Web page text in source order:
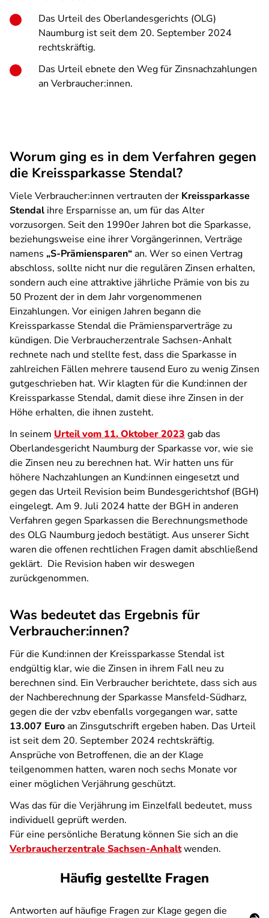
Das Urteil des Oberlandesgerichts (OLG)
Naumburg ist seit dem 20. September 2024
rechtskräftig.
Das Urteil ebnete den Weg für Zinsnachzahlungen
an Verbraucher:innen.
Worum ging es in dem Verfahren gegen
die Kreissparkasse Stendal?
Viele Verbraucher:innen vertrauten der Kreissparkasse
Stendal ihre Ersparnisse an, um für das Alter
vorzusorgen. Seit den 1990er Jahren bot die Sparkasse,
beziehungsweise eine ihrer Vorgängerinnen, Verträge
namens „S-Prämiensparen“an. Wer so einen Vertrag
abschloss, sollte nicht nur die regulären Zinsen erhalten,
sondern auch eine attraktive jährliche Prämie von bis zu
50 Prozent der in dem Jahr vorgenommenen
Einzahlungen. Vor einigen Jahren begann die
Kreissparkasse Stendaldie Prämiensparverträge zu
kündigen. Die Verbraucherzentrale Sachsen-Anhalt
rechnete nach und stellte fest, dass die Sparkasse in
zahlreichen Fällen mehrere tausend Euro zu wenig Zinsen
gutgeschrieben hat. Wir klagten für die Kund:innen der
Kreissparkasse Stendal, damit diese ihre Zinsen in der
Höhe erhalten, die ihnen zusteht.
In seinem Urteil vom 11. Oktober 2023 gab das
Oberlandesgericht Naumburg der Sparkasse vor, wie sie
die Zinsen neu zu berechnen hat. Wir hatten uns für
höhere Nachzahlungen an Kund:innen eingesetzt und
gegen das Urteil Revision beim Bundesgerichtshof (BGH)
eingelegt. Am 9. Juli 2024 hatte der BGH in anderen
Verfahren gegen Sparkassen die Berechnungsmethode
des OLG Naumburg jedoch bestätigt. Aus unserer Sicht
waren die offenen rechtlichen Fragen damit abschließend
geklärt. Die Revision haben wir deswegen
zurückgenommen.
Was bedeutet das Ergebnis für
Verbraucher:innen?
Für die Kund:innen der Kreissparkasse Stendal ist
endgültig klar, wie die Zinsen in ihrem Fall neu zu
berechnen sind. Ein Verbraucher berichtete, dass sich aus
der Nachberechnung der Sparkasse Mansfeld-Südharz,
gegen die der vzbv ebenfalls vorgegangen war, satte
13.007 Euroan Zinsgutschrift ergeben haben. Das Urteil
ist seit dem 20. September 2024 rechtskräftig.
Ansprüche von Betroffenen, die an der Klage
teilgenommen hatten, waren noch sechs Monate vor
einer möglichen Verjährung geschützt.
Was das für die Verjährung im Einzelfall bedeutet, muss
individuell geprüft werden.
Für eine persönliche Beratung können Sie sich an die
Verbraucherzentrale Sachsen-Anhaltwenden.
Häufig gestellte Fragen
Antworten auf häufige Fragen zur Klage gegen die